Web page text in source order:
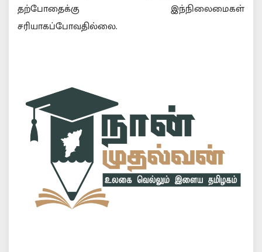
தற்போதைக்கு இந்நிலைமைகள்
சரியாகப்போவதில்லை.